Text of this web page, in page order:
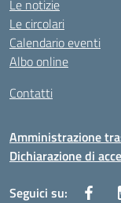
Le notizie
Le circolari
Calendario eventi
Albo online
Contatti
Amministrazione
Dichiarazione di
Seguici su: